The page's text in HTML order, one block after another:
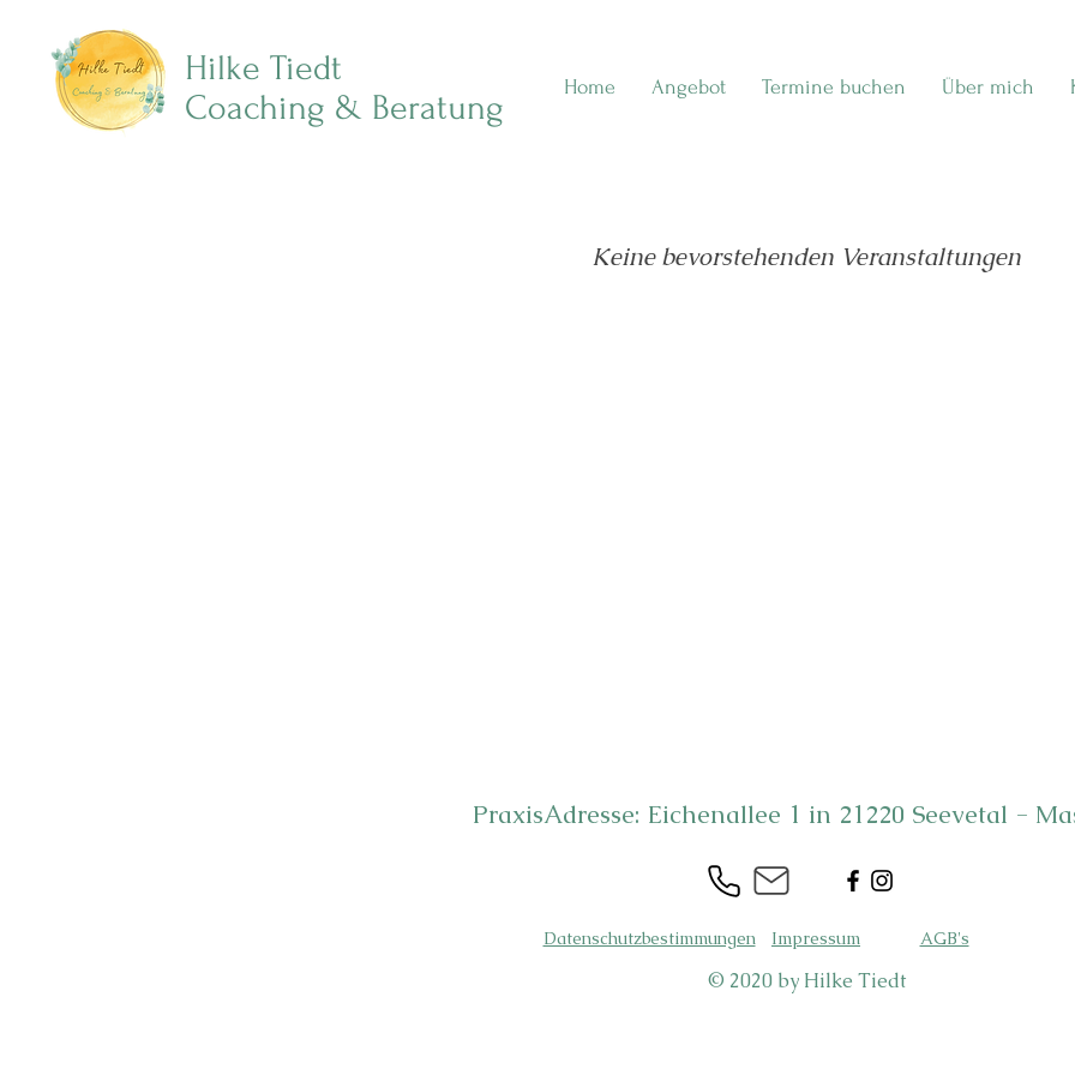
Hilke Tiedt
Coaching & Beratung
Home Angebot Termine buchen Über mich
Keine bevorstehenden Veranstaltungen
PraxisAdresse: Eichenallee 1 in 21220 Seevetal -
Datenschutzbestimmungen Impressum AGB's
© 2020 by Hilke Tiedt